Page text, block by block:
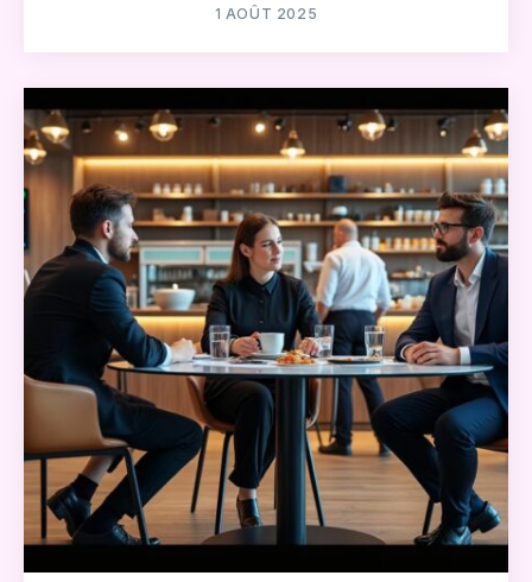
1 AOÛT 2025